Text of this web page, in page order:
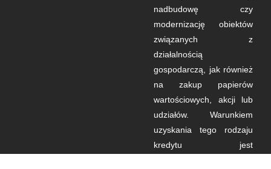
nadbudowę czy
modernizację obiektów
związanych z
działalnością
gospodarczą, jak również
na zakup papierów
wartościowych, akcji lub
udziałów. Warunkiem
uzyskania tego rodzaju
kredytu jest